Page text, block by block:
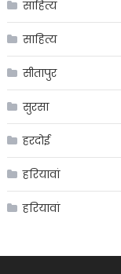
साहित्य
साहित्य
सीतापुर
सुरसा
हरदोई
हरियावां
हरियावां